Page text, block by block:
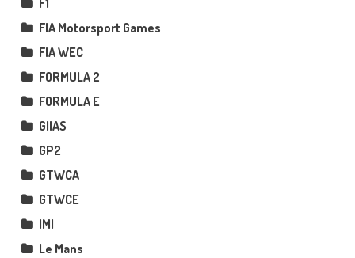
F1
FIA Motorsport Games
FIA WEC
FORMULA 2
FORMULA E
GIIAS
GP2
GTWCA
GTWCE
IMI
Le Mans